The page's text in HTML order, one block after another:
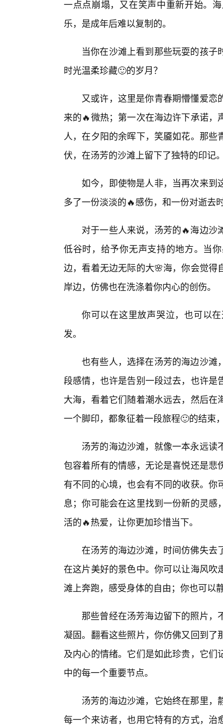
一点点崩塌，又在笑声中重新开始。
乐，是成年后难以复制的。
当你在沙滩上看到那些玩耍的孩
时光温柔珍藏🙂的岁月？
又或许，这里是你青春期懵懂爱
来的🔥微热；第一次在海边许下承诺
人，在夕阳的余晖下，笑靥如花。那
伏，在汤芳的沙滩上留下了独特的印记
如今，即使物是人非，当再次来到
多了一份淡淡的🔥感伤，和一份对逝去
对于一些人来说，汤芳的🔥海边
低谷时，给予你无声支持的地方。当
边，看着无边无际的大🌸海，你会觉
岸边，仿佛也在洗涤着你内心的创伤。
你可以在这里放声哭泣，也可以
发。
也有些人，选择在汤芳的海边沙滩
段感情，也许是告别一段过去，也许
大海，看着它们随着潮水远去，然后
一个脚印，都象征着一段旅程🙂的结束
汤芳的海边沙滩，就像一本永远
包容着所有的情感，无论是喜悦还是
有不同的心境，也会有不同的收获。
息；你可能会在这里找到一份新的灵
活的🔥热爱，让你更加珍惜当下。
在汤芳的海边沙滩，时间仿佛失去
在这片美好的景色中。你可以让海风
滩上奔跑，感受身体的自由；你也可以
那些曾经在汤芳海边留下的照片
凝固。翻看这些照片，你仿佛又回到
及内心的情绪。它们是如此珍贵，它
中的每一个重要节点。
汤芳的海边沙滩，它始终在那里
每一个来访者，也用它特有的方式，